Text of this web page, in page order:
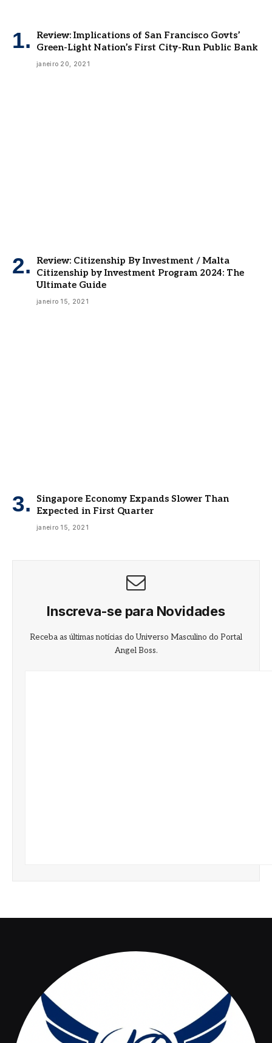
Review: Implications of San Francisco Govts’
Green-Light Nation’s First City-Run Public Bank
janeiro 20, 2021
Review: Citizenship By Investment / Malta
Citizenship by Investment Program 2024: The
Ultimate Guide
janeiro 15, 2021
Singapore Economy Expands Slower Than
Expected in First Quarter
janeiro 15, 2021
Inscreva-se para Novidades
Receba as últimas notícias do Universo Masculino do Portal
Angel Boss.